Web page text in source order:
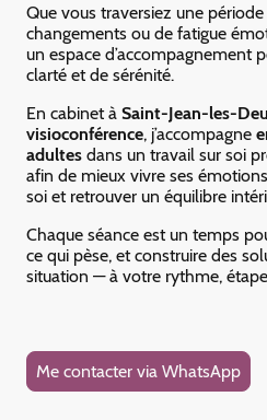
Que vous traversiez une
changements ou de fatigue
un espace d’accompagnement
clarté et de sérénité.
En cabinet à Saint-Jean-les-
visioconférence, j’accompagne
adultes dans un travail sur soi
afin de mieux vivre ses
soi et retrouver un équilibre
Chaque séance est un temps
ce qui pèse, et construire des
situation — à votre rythme,
Me contacter via WhatsApp